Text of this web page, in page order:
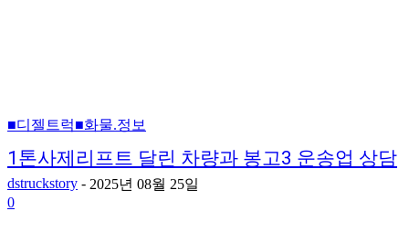
■디젤트럭■화물.정보
1톤사제리프트 달린 차량과 봉고3 운송업 상담
dstruckstory - 2025년 08월 25일
0